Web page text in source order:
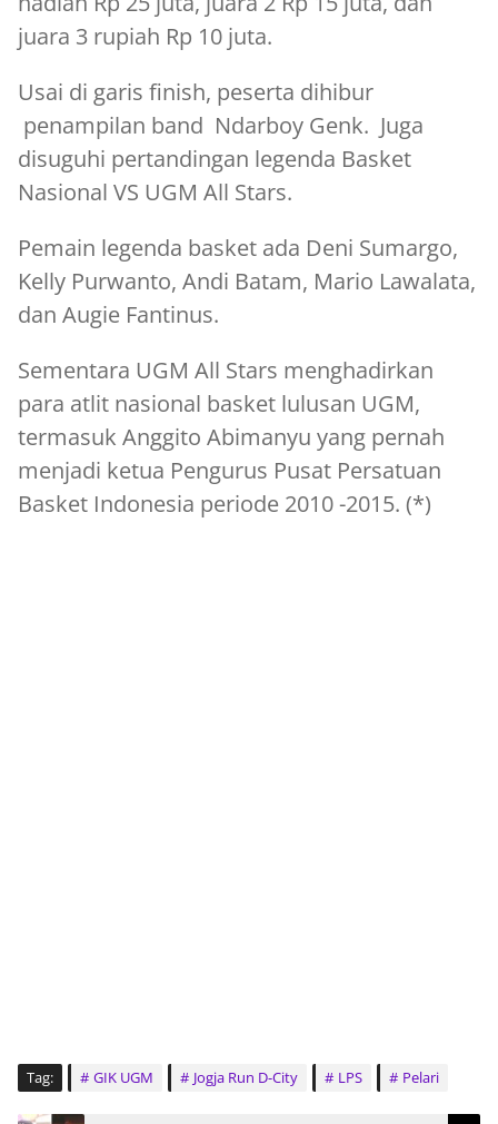
juara 3 rupiah Rp 10 juta.
Usai di garis finish, peserta dihibur
penampilan band Ndarboy Genk. Juga
disuguhi pertandingan legenda Basket
Nasional VS UGM All Stars.
Pemain legenda basket ada Deni Sumargo,
Kelly Purwanto, Andi Batam, Mario Lawalata,
dan Augie Fantinus.
Sementara UGM All Stars menghadirkan
para atlit nasional basket lulusan UGM,
termasuk Anggito Abimanyu yang pernah
menjadi ketua Pengurus Pusat Persatuan
Basket Indonesia periode 2010 -2015. (*)
Tag: GIK UGM Jogja Run D-City LPS Pelari